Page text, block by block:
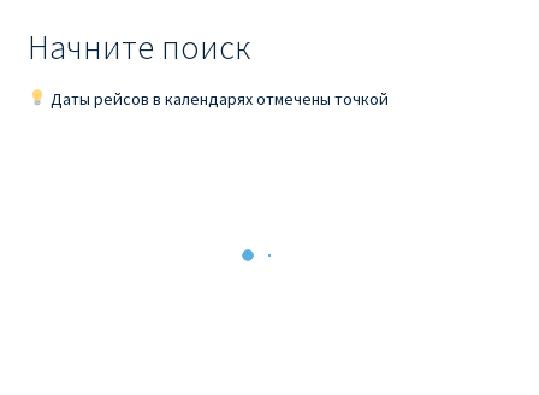
RYANAIR PL ОТ € 9
Начните поиск
Даты рейсов в календарях отмечены точкой